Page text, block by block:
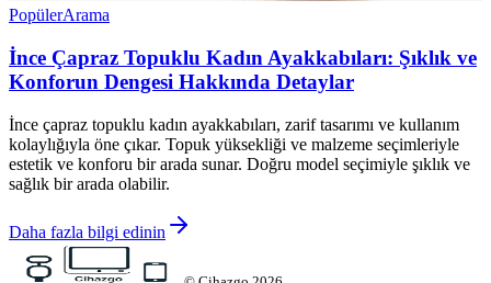
PopülerArama
İnce Çapraz Topuklu Kadın Ayakkabıları: Şıklık ve
Konforun Dengesi Hakkında Detaylar
İnce çapraz topuklu kadın ayakkabıları, zarif tasarımı ve kullanım
kolaylığıyla öne çıkar. Topuk yüksekliği ve malzeme seçimleriyle
estetik ve konforu bir arada sunar. Doğru model seçimiyle şıklık ve
sağlık bir arada olabilir.
Daha fazla bilgi edinin